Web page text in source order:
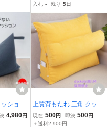
もち かわいい 大きい 新
入札 - 残り 5日
ション
ション
4,980円
上質背もたれ 三角 クッシ
ョン テレビ枕 背中 背も
たれクッション 大きい 足
現在 500円 即決 500円
＋送料2,900円